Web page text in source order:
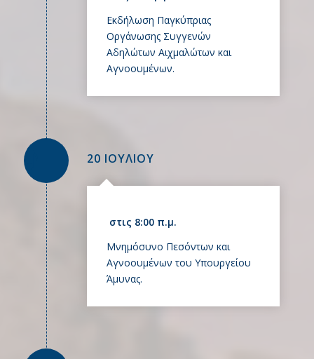
Εκδήλωση Παγκύπριας
Οργάνωσης Συγγενών
Αδηλώτων Αιχμαλώτων και
Αγνοουμένων.
20 ΙΟΥΛΙΟΥ
στις 8:00 π.μ.
Μνημόσυνο Πεσόντων και
Αγνοουμένων του Υπουργείου
Άμυνας.